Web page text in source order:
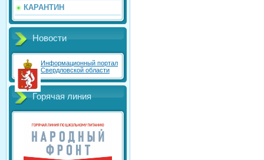
КАРАНТИН
Новости
Информационный портал
Свердловской области
Горячая линия